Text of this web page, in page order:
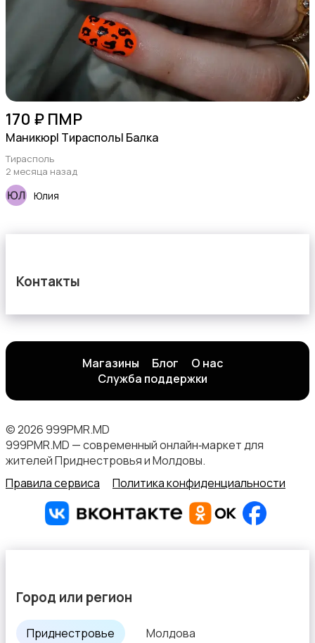
170 ₽ ПМР
Маникюр| Тирасполь| Балка
Тирасполь
2 месяца назад
Юлия
Контакты
Магазины Блог
О нас
Служба поддержки
© 2026 999PMR.MD
999PMR.MD — современный онлайн‑маркет для
жителей Приднестровья и Молдовы.
Правила сервиса
Политика конфиденциальности
Город или регион
Приднестровье Молдова